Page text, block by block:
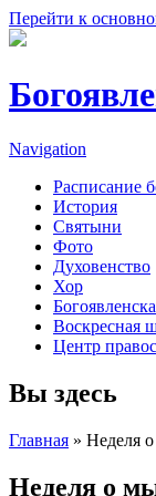
Перейти к
Navigation
Расписание
История
Святыни
Фото
Духовенство
Хор
Воскресная
Центр
Вы здесь
Главная » Неделя
Неделя о